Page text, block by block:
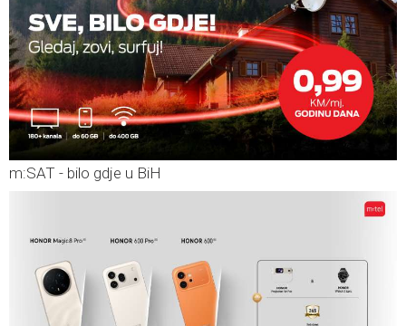
m:SAT - bilo gdje u BiH